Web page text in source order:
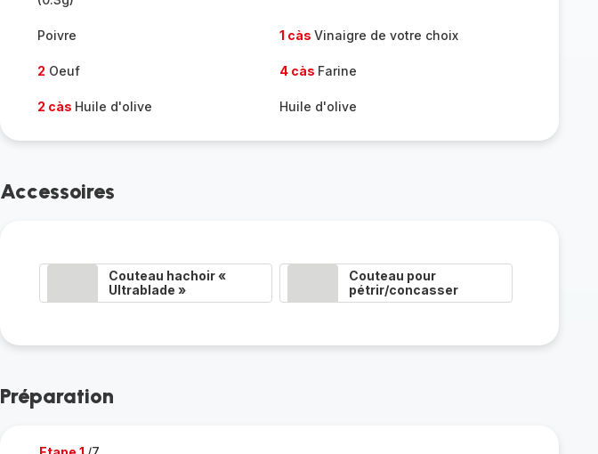
Poivre 1 càs Vinaigre de votre choix
2 Oeuf 4 càs Farine
2 càs Huile d'olive Huile d'olive
Accessoires
Couteau hachoir «
Ultrablade »
Couteau pour
pétrir/concasser
Préparation